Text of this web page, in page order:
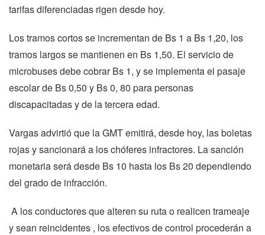
tarifas diferenciadas rigen desde hoy.
Los tramos cortos se incrementan de Bs 1 a Bs 1,20, los
tramos largos se mantienen en Bs 1,50. El servicio de
microbuses debe cobrar Bs 1, y se implementa el pasaje
escolar de Bs 0,50 y Bs 0, 80 para personas
discapacitadas y de la tercera edad.
Vargas advirtió que la GMT emitirá, desde hoy, las boletas
rojas y sancionará a los chóferes infractores. La sanción
monetaria será desde Bs 10 hasta los Bs 20 dependiendo
del grado de infracción.
A los conductores que alteren su ruta o realicen trameaje
y sean reincidentes , los efectivos de control procederán a